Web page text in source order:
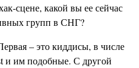
сцене, какой вы ее сейчас
групп в СНГ?
– это киддисы, в числе
и им подобные. С другой